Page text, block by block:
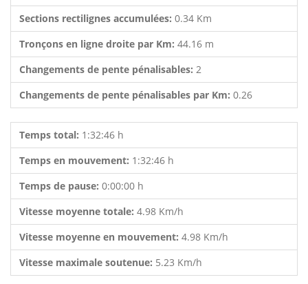
Sections rectilignes accumulées: 0.34 Km
Tronçons en ligne droite par Km: 44.16 m
Changements de pente pénalisables: 2
Changements de pente pénalisables par Km: 0.26
Temps total: 1:32:46 h
Temps en mouvement: 1:32:46 h
Temps de pause: 0:00:00 h
Vitesse moyenne totale: 4.98 Km/h
Vitesse moyenne en mouvement: 4.98 Km/h
Vitesse maximale soutenue: 5.23 Km/h